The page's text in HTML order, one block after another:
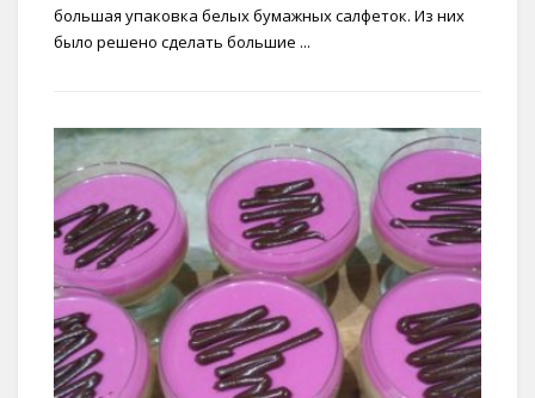
большая упаковка белых бумажных салфеток. Из них
было решено сделать большие ...